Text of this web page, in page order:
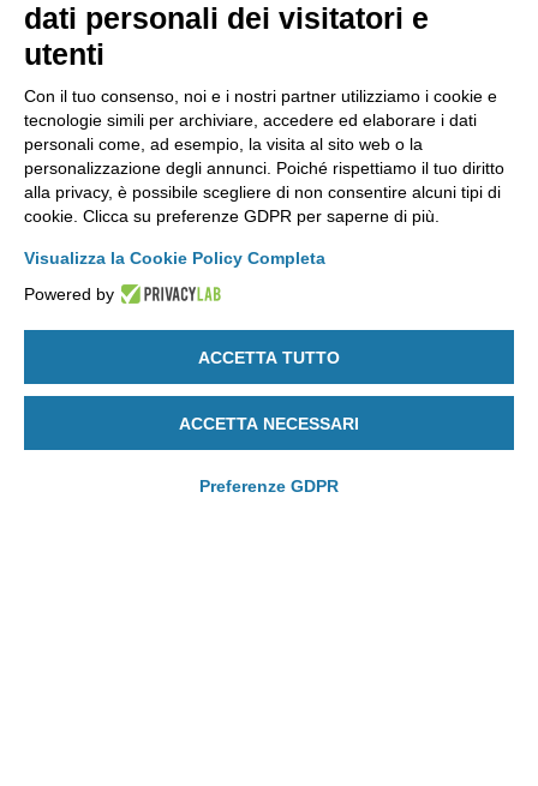
alla mente. Un assunto provato anche dalla scienza, che
studia con interesse gli effetti di ogni allenamento ad ogni
Per questo abbiamo fatto dell’attenzione al benessere ed
alla salute dei nostri clienti il nostro punto di forza.
Dalla nascita alla terza età.Il nostro obiettivo è quello di
migliorare la qualità della vitadi chi ci sceglie ogni giorno
per un sano movimento.
Nel nostro nuovo centro fitness e Spa, i nostri percorsi,
Terra, Acqua, Fuoco, Aria, Sole, privilegiano i vostri
bisogni a 360 gradi.
CONTATTACI
dati personali dei visitatori e
utenti
Con il tuo consenso, noi e i nostri partner utilizziamo i cookie e
tecnologie simili per archiviare, accedere ed elaborare i dati
personali come, ad esempio, la visita al sito web o la
personalizzazione degli annunci. Poiché rispettiamo il tuo diritto
alla privacy, è possibile scegliere di non consentire alcuni tipi di
cookie. Clicca su preferenze GDPR per saperne di più.
Visualizza la Cookie Policy Completa
Powered by
ACCETTA TUTTO
ACCETTA NECESSARI
Preferenze GDPR